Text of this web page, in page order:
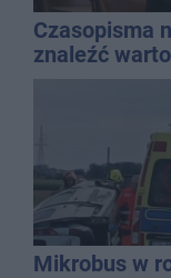
Czasopisma
znaleźć
Mikrobus w